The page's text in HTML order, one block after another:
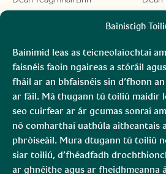
Bainistigh
Bainimid leas as teicneolaíochtaí
faisnéis faoin ngaireas a stóráil
fháil ar an bhfaisnéis sin d’fhonn
ar fáil. Má thugann tú toiliú maidir
seo cuirfear ar ár gcumas sonraí
nó comharthaí uathúla aitheantais
phróiseáil. Mura dtugann tú toiliú
siar toiliú, d’fhéadfadh
ar ghnéithe agus ar fheidhmeanna
An Dúlra & Caomhnú
Rudaí le déanamh
Foghlaim
Fúinn
Déan Teagmháil Linn
An
Rudaí
Fúinn
Déan
Boirinn
An Dúlra & Caomhnú
An